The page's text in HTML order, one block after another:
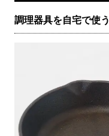
調理器具を自宅で使う